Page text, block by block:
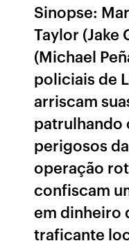
Sinopse:
Taylor (Jake
(Michael
policiais de
arriscam
patrulhando
perigosos
operação
confiscam
em dinheiro
traficante